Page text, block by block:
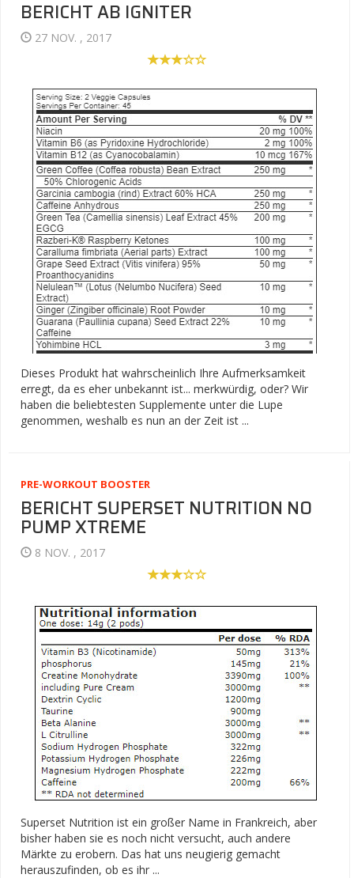
BERICHT AB IGNITER
27 NOV. , 2017
Dieses Produkt hat wahrscheinlich Ihre Aufmerksamkeit
erregt, da es eher unbekannt ist... merkwürdig, oder? Wir
haben die beliebtesten Supplemente unter die Lupe
genommen, weshalb es nun an der Zeit ist ...
PRE-WORKOUT BOOSTER
BERICHT SUPERSET NUTRITION NO
PUMP XTREME
8 NOV. , 2017
Superset Nutrition ist ein großer Name in Frankreich, aber
bisher haben sie es noch nicht versucht, auch andere
Märkte zu erobern. Das hat uns neugierig gemacht
herauszufinden, ob es ihr ...